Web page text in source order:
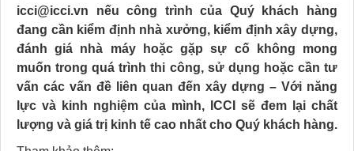
icci@icci.vn nếu công trình của Quý khách hàng
đang cần kiểm định nhà xưởng, kiểm định xây dựng,
đánh giá nhà máy hoặc gặp sự cố không mong
muốn trong quá trình thi công, sử dụng hoặc cần tư
vấn các vấn đề liên quan đến xây dựng – Với năng
lực và kinh nghiệm của mình, ICCI sẽ đem lại chất
lượng và giá trị kinh tế cao nhất cho Quý khách hàng.